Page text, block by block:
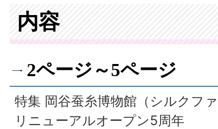
内容
2ページ～5ページ
特集 岡谷蚕糸博物館（シルクフ
リニューアルオープン5周年